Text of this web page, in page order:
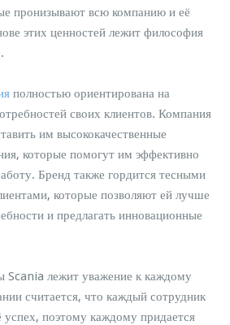
пронизывают всю компанию и её
этих ценностей лежит философия
полностью ориентирована на
своих клиентов. Компания
им высококачественные
которые помогут им эффективно
Бренд также гордится тесными
которые позволяют ей лучше
и предлагать инновационные
Scania лежит уважение к каждому
считается, что каждый сотрудник
успех, поэтому каждому придается